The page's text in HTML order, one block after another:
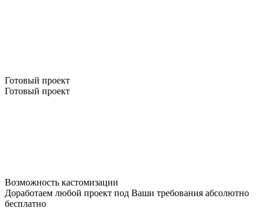
Готовый проект
Готовый проект
Возможность кастомизации
Доработаем любой проект под Ваши требования абсолютно
бесплатно